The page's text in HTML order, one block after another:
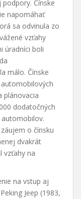
Čínske
napomáhať
sa odvinula zo
vzťahy
úradníci boli
málo. Čínske
plánovacia
dodatočných
o čínsku
dvakrát
vzťahy na
na vstup aj
Jeep (1983,